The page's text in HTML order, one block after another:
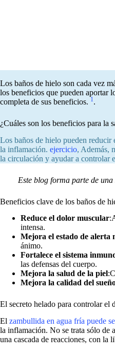
Los baños de hielo son cada vez
los beneficios que pueden aportar
completa de sus beneficios. 1.
¿Cuáles son los beneficios para la
Los baños de hielo pueden
la inflamación. ejercicio, Además,
la circulación y ayudar a controlar
Este blog forma parte de una
Beneficios clave de los baños de
Reduce el dolor muscular
intensa.
Mejora el estado de alerta
ánimo.
Fortalece el sistema
las defensas del cuerpo.
Mejora la salud de la piel
Mejora la calidad del
El secreto helado para controlar el
El zambullida en agua fría puede
la inflamación. No se trata sólo de
una cascada de reacciones, con la